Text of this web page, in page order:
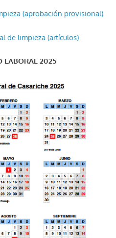
(aprobación provisional)
de limpieza (artículos)
LABORAL 2025